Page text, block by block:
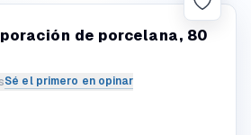
de porcelana, 80
Sé el primero en opinar
producto